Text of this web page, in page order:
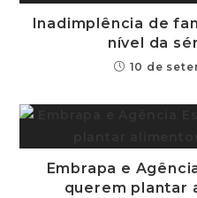
Inadimplência de
nível da
10 de
Embrapa e
querem plantar